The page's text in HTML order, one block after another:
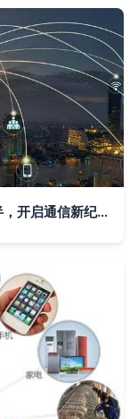
中国领航6G通信技术研发 专利占比超半，开启通信新纪元